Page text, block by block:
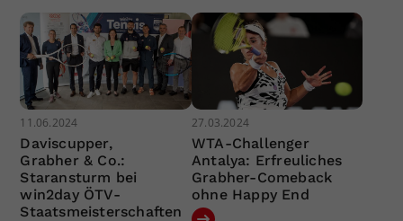
11.06.2024
Daviscupper,
Grabher & Co.:
Staransturm bei
win2day ÖTV-
Staatsmeisterschaften
27.03.2024
WTA-Challenger
Antalya: Erfreuliches
Grabher-Comeback
ohne Happy End